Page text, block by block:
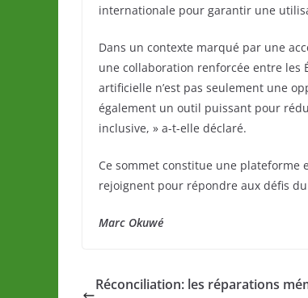
internationale pour garantir une
Dans un contexte marqué par une
une collaboration renforcée entre les
artificielle n’est pas seulement une
également un outil puissant pour
inclusive, » a-t-elle déclaré.
Ce sommet constitue une plateforme
rejoignent pour répondre aux défis
Marc Okuwé
Réconciliation: les réparations